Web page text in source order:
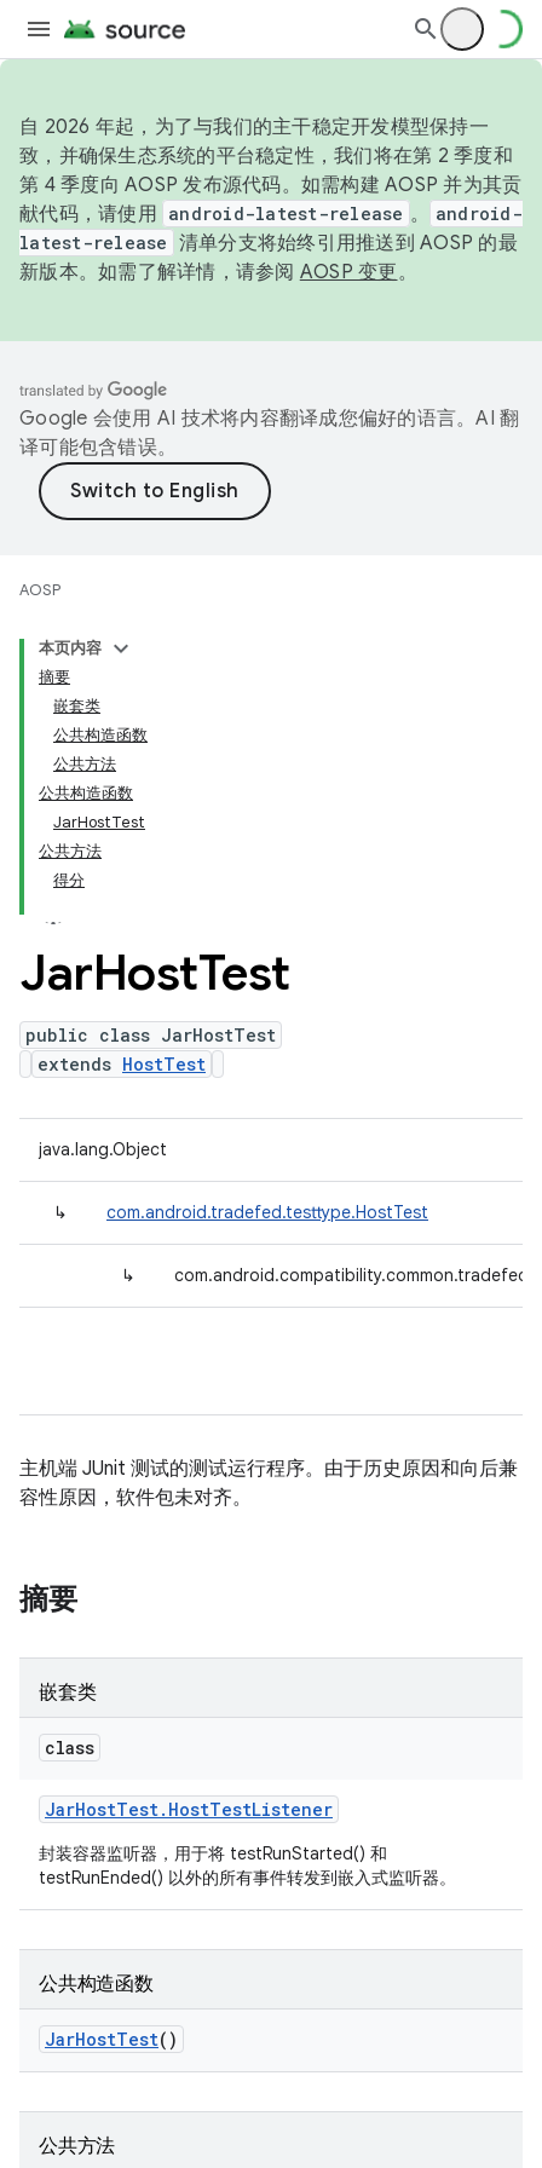
自 2026 年起，为了与我们的主干稳定开发模型保持一
致，并确保生态系统的平台稳定性，我们将在第 2 季度和
第 4 季度向 AOSP 发布源代码。如需构建 AOSP 并为其贡
献代码，请使用 android-latest-release 。
android-
latest-release 清单分支将始终引用推送到 AOSP 的最
新版本。如需了解详情，请参阅 AOSP 变更。
Google 会使用 AI 技术将内容翻译成您偏好的语言。AI 翻
译可能包含错误。
AOSP
本页内容
摘要
嵌套类
公共构造函数
公共方法
公共构造函数
JarHostTest
公共方法
得分
JarHostTest
public class JarHostTest
extends HostTest
java.lang.Object
↳ com.android.tradefed.testtype.HostTest
↳
主机端 JUnit 测试的测试运行程序。由于历史原因和向后兼
容性原因，软件包未对齐。
摘要
嵌套类
class
JarHostTest. HostTestListener
封装容器监听器，用于将 testRunStarted() 和
testRunEnded() 以外的所有事件转发到嵌入式监听器。
公共构造函数
JarHostTest()
公共方法